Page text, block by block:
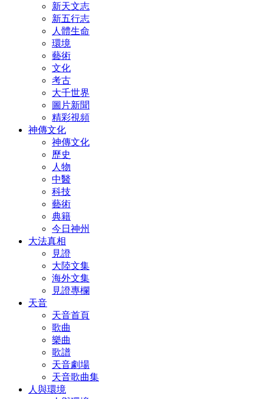
新天文志
新五行志
人體生命
環境
藝術
文化
考古
大千世界
圖片新聞
精彩視頻
神傳文化
神傳文化
歷史
人物
中醫
科技
藝術
典籍
今日神州
大法真相
見證
大陸文集
海外文集
見證專欄
天音
天音首頁
歌曲
樂曲
歌譜
天音劇場
天音歌曲集
人與環境